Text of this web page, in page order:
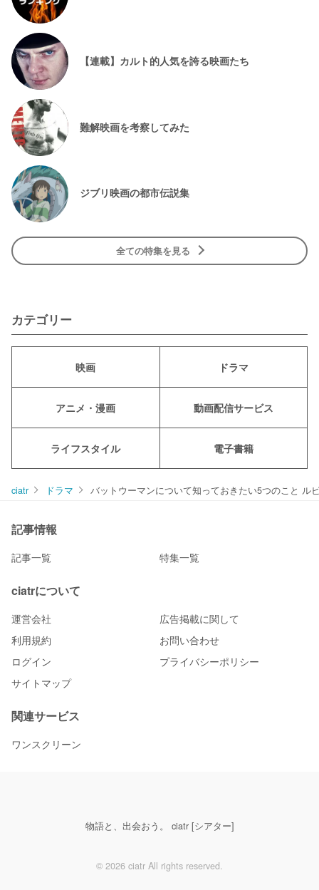
【連載】カルト的人気を誇る映画たち
難解映画を考察してみた
ジブリ映画の都市伝説集
全ての特集を見る
カテゴリー
映画 ドラマ
アニメ・漫画 動画配信サービス
ライフスタイル 電子書籍
ciatr ドラマ バットウーマンについて知っておきたい5つのこと ル
記事情報
記事一覧 特集一覧
ciatrについて
運営会社
広告掲載に関して
利用規約
お問い合わせ
ログイン
プライバシーポリシー
サイトマップ
関連サービス
ワンスクリーン
物語と、出会おう。 ciatr [シアター]
© 2026 ciatr All rights reserved.